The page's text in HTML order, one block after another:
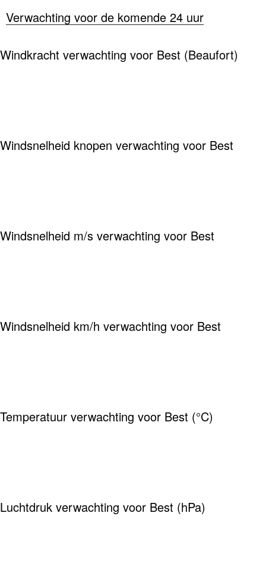
Verwachting voor de komende 24 uur
Windkracht verwachting voor Best (Beaufort)
Windsnelheid knopen verwachting voor Best
Windsnelheid m/s verwachting voor Best
Windsnelheid km/h verwachting voor Best
Temperatuur verwachting voor Best (°C)
Luchtdruk verwachting voor Best (hPa)